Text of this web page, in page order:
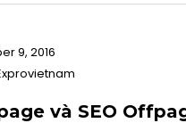
9, 2016
và SEO